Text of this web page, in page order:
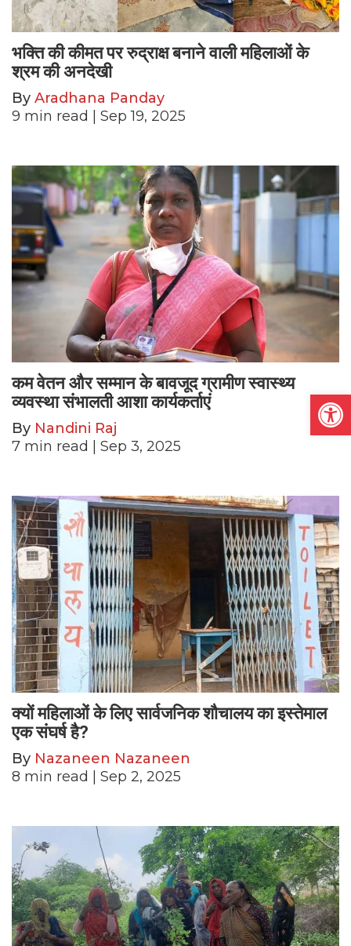
भक्ति की कीमत पर रुद्राक्ष बनाने वाली महिलाओं के
श्रम की अनदेखी
By Aradhana Panday
9 min read | Sep 19, 2025
कम वेतन और सम्मान के बावजूद ग्रामीण स्वास्थ्य
व्यवस्था संभालती आशा कार्यकर्ताएं
By Nandini Raj
7 min read | Sep 3, 2025
क्यों महिलाओं के लिए सार्वजनिक शौचालय का इस्तेमाल
एक संघर्ष है?
By Nazaneen Nazaneen
8 min read | Sep 2, 2025